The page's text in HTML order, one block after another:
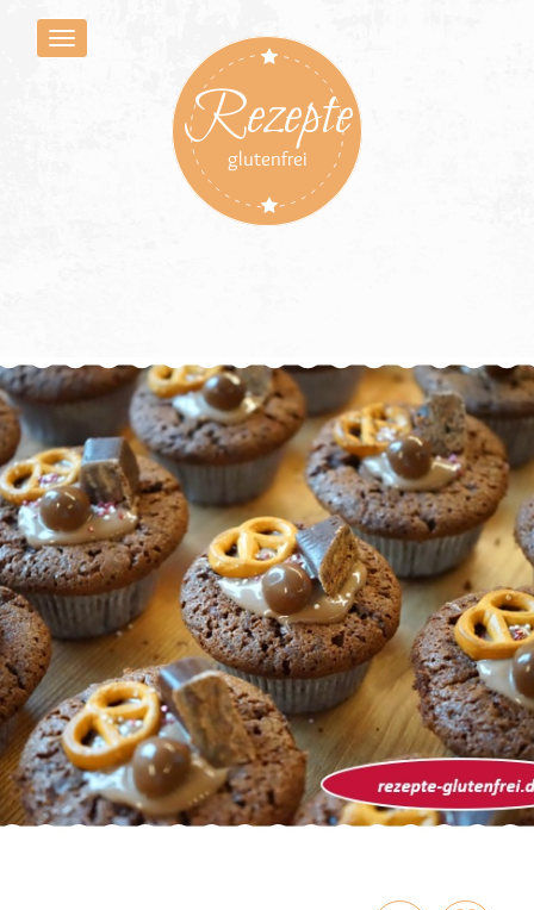
Rezepte
glutenfrei